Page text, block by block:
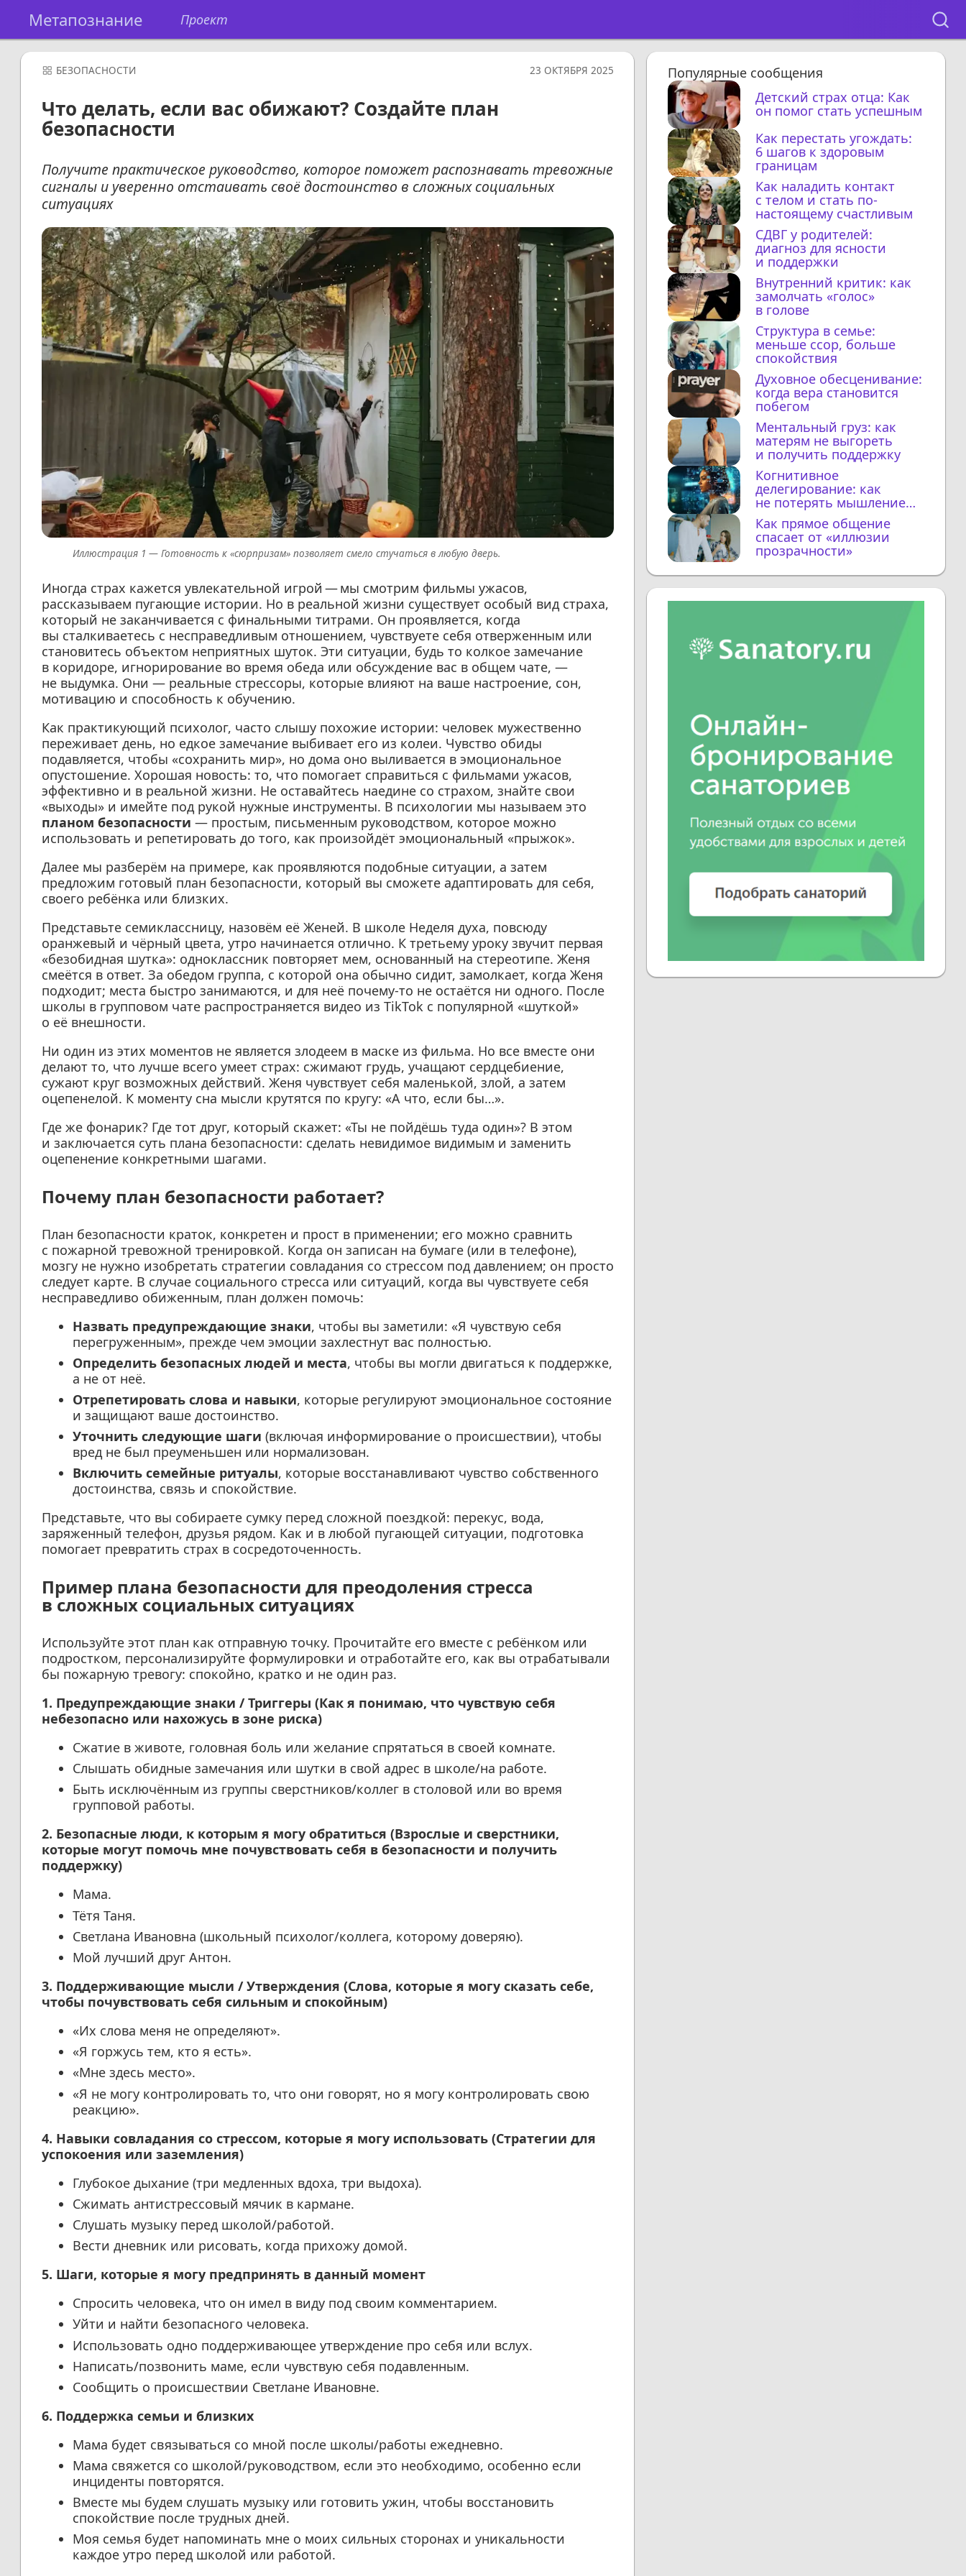
Метапознание Проект
БЕЗОПАСНОСТИ 23 ОКТЯБРЯ 2025
Что делать, если вас обижают? Создайте план
безопасности
Получите практическое руководство, которое поможет распознавать тревожные
сигналы и уверенно отстаивать своё достоинство в сложных социальных
ситуациях
Готовность к «сюрпризам» позволяет смело стучаться в любую дверь.
Иногда страх кажется увлекательной игрой — мы смотрим фильмы ужасов,
рассказываем пугающие истории. Но в реальной жизни существует особый вид страха,
который не заканчивается с финальными титрами. Он проявляется, когда
вы сталкиваетесь с несправедливым отношением, чувствуете себя отверженным или
становитесь объектом неприятных шуток. Эти ситуации, будь то колкое замечание
в коридоре, игнорирование во время обеда или обсуждение вас в общем чате, —
не выдумка. Они — реальные стрессоры, которые влияют на ваше настроение, сон,
мотивацию и способность к обучению.
Как практикующий психолог, часто слышу похожие истории: человек мужественно
переживает день, но едкое замечание выбивает его из колеи. Чувство обиды
подавляется, чтобы «сохранить мир», но дома оно выливается в эмоциональное
опустошение. Хорошая новость: то, что помогает справиться с фильмами ужасов,
эффективно и в реальной жизни. Не оставайтесь наедине со страхом, знайте свои
«выходы» и имейте под рукой нужные инструменты. В психологии мы называем это
планом безопасности — простым, письменным руководством, которое можно
использовать и репетировать до того, как произойдёт эмоциональный «прыжок».
Далее мы разберём на примере, как проявляются подобные ситуации, а затем
предложим готовый план безопасности, который вы сможете адаптировать для себя,
своего ребёнка или близких.
Представьте семиклассницу, назовём её Женей. В школе Неделя духа, повсюду
оранжевый и чёрный цвета, утро начинается отлично. К третьему уроку звучит первая
«безобидная шутка»: одноклассник повторяет мем, основанный на стереотипе. Женя
смеётся в ответ. За обедом группа, с которой она обычно сидит, замолкает, когда Женя
подходит; места быстро занимаются, и для неё почему-то не остаётся ни одного. После
школы в групповом чате распространяется видео из TikTok с популярной «шуткой»
о её внешности.
Ни один из этих моментов не является злодеем в маске из фильма. Но все вместе они
делают то, что лучше всего умеет страх: сжимают грудь, учащают сердцебиение,
сужают круг возможных действий. Женя чувствует себя маленькой, злой, а затем
оцепенелой. К моменту сна мысли крутятся по кругу: «А что, если бы…».
Где же фонарик? Где тот друг, который скажет: «Ты не пойдёшь туда один»? В этом
и заключается суть плана безопасности: сделать невидимое видимым и заменить
оцепенение конкретными шагами.
Почему план безопасности работает?
План безопасности краток, конкретен и прост в применении; его можно сравнить
с пожарной тревожной тренировкой. Когда он записан на бумаге (или в телефоне),
мозгу не нужно изобретать стратегии совладания со стрессом под давлением; он просто
следует карте. В случае социального стресса или ситуаций, когда вы чувствуете себя
несправедливо обиженным, план должен помочь:
Назвать предупреждающие знаки, чтобы вы заметили: «Я чувствую себя
перегруженным», прежде чем эмоции захлестнут вас полностью.
Определить безопасных людей и места, чтобы вы могли двигаться к поддержке,
а не от неё.
Отрепетировать слова и навыки, которые регулируют эмоциональное состояние
и защищают ваше достоинство.
Уточнить следующие шаги (включая информирование о происшествии), чтобы
вред не был преуменьшен или нормализован.
Включить семейные ритуалы, которые восстанавливают чувство собственного
достоинства, связь и спокойствие.
Представьте, что вы собираете сумку перед сложной поездкой: перекус, вода,
заряженный телефон, друзья рядом. Как и в любой пугающей ситуации, подготовка
помогает превратить страх в сосредоточенность.
Пример плана безопасности для преодоления стресса
в сложных социальных ситуациях
Используйте этот план как отправную точку. Прочитайте его вместе с ребёнком или
подростком, персонализируйте формулировки и отработайте его, как вы отрабатывали
бы пожарную тревогу: спокойно, кратко и не один раз.
1. Предупреждающие знаки / Триггеры (Как я понимаю, что чувствую себя
небезопасно или нахожусь в зоне риска)
Сжатие в животе, головная боль или желание спрятаться в своей комнате.
Слышать обидные замечания или шутки в свой адрес в школе/на работе.
Быть исключённым из группы сверстников/коллег в столовой или во время
групповой работы.
2. Безопасные люди, к которым я могу обратиться (Взрослые и сверстники,
которые могут помочь мне почувствовать себя в безопасности и получить
поддержку)
Мама.
Тётя Таня.
Светлана Ивановна (школьный психолог/коллега, которому доверяю).
Мой лучший друг Антон.
3. Поддерживающие мысли / Утверждения (Слова, которые я могу сказать себе,
чтобы почувствовать себя сильным и спокойным)
«Их слова меня не определяют».
«Я горжусь тем, кто я есть».
«Мне здесь место».
«Я не могу контролировать то, что они говорят, но я могу контролировать свою
реакцию».
4. Навыки совладания со стрессом, которые я могу использовать (Стратегии для
успокоения или заземления)
Глубокое дыхание (три медленных вдоха, три выдоха).
Сжимать антистрессовый мячик в кармане.
Слушать музыку перед школой/работой.
Вести дневник или рисовать, когда прихожу домой.
5. Шаги, которые я могу предпринять в данный момент
Спросить человека, что он имел в виду под своим комментарием.
Уйти и найти безопасного человека.
Использовать одно поддерживающее утверждение про себя или вслух.
Написать/позвонить маме, если чувствую себя подавленным.
Сообщить о происшествии Светлане Ивановне.
6. Поддержка семьи и близких
Мама будет связываться со мной после школы/работы ежедневно.
Мама свяжется со школой/руководством, если это необходимо, особенно если
инциденты повторятся.
Вместе мы будем слушать музыку или готовить ужин, чтобы восстановить
спокойствие после трудных дней.
Моя семья будет напоминать мне о моих сильных сторонах и уникальности
каждое утро перед школой или работой.
Популярные сообщения
Детский страх отца: Как
он помог стать успешным
Как перестать угождать:
6 шагов к здоровым
границам
Как наладить контакт
с телом и стать по-
настоящему счастливым
СДВГ у родителей:
диагноз для ясности
и поддержки
Внутренний критик: как
замолчать «голос»
в голове
Структура в семье:
меньше ссор, больше
спокойствия
Духовное обесценивание:
когда вера становится
побегом
Ментальный груз: как
матерям не выгореть
и получить поддержку
Когнитивное
делегирование: как
не потерять мышление
с ИИ
Как прямое общение
спасает от «иллюзии
прозрачности»